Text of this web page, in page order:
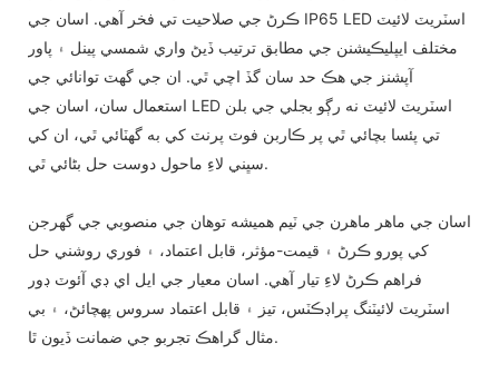
ڪرڻ جي صلاحيت تي فخر آهي. اسان جي IP65 LED اسٽريٽ لائيٽ
مختلف ايپليڪيشنن جي مطابق ترتيب ڏيڻ واري شمسي پينل ۽ پاور
آپشنز جي هڪ حد سان گڏ اچي ٿي. ان جي گهٽ توانائي جي
استعمال سان، اسان جي LED اسٽريٽ لائيٽ نه رڳو بجلي جي بلن
تي پئسا بچائي ٿي پر ڪاربن فوٽ پرنٽ کي به گهٽائي ٿي، ان کي
سڀني لاءِ ماحول دوست حل بڻائي ٿي.
اسان جي ماهر ماهرن جي ٽيم هميشه توهان جي منصوبي جي گهرجن
کي پورو ڪرڻ ۽ قيمت-مؤثر، قابل اعتماد، ۽ فوري روشني حل
فراهم ڪرڻ لاءِ تيار آهي. اسان معيار جي ايل اي ڊي آئوٽ ڊور
اسٽريٽ لائيٽنگ پراڊڪٽس، تيز ۽ قابل اعتماد سروس پهچائڻ، ۽ بي
مثال گراهڪ تجربو جي ضمانت ڏيون ٿا.